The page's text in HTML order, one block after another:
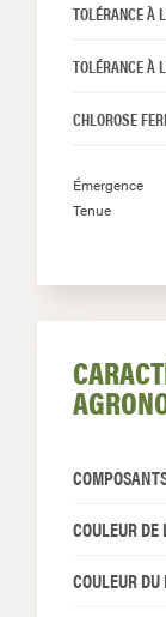
TOLÉRANCE À
TOLÉRANCE À
CHLOROSE
Émergence
Tenue
COULEUR
COULEUR